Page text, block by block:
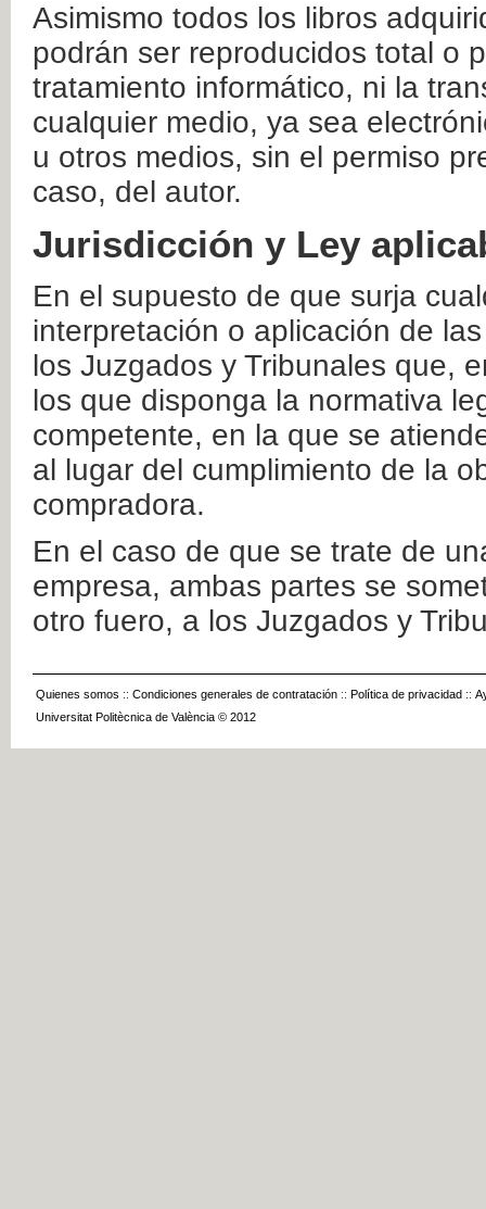
Asimismo todos los libros
podrán ser reproducidos total o
tratamiento informático, ni la
cualquier medio, ya sea
u otros medios, sin el permiso
caso, del autor.
Jurisdicción y Ley
En el supuesto de que surja
interpretación o aplicación de
los Juzgados y Tribunales que,
los que disponga la normativa
competente, en la que se
al lugar del cumplimiento de la
compradora.
En el caso de que se trate de
empresa, ambas partes se
otro fuero, a los Juzgados y
Quienes somos :: Condiciones generales de contratación :: Política de privacidad ::
Universitat Politècnica de València © 2012